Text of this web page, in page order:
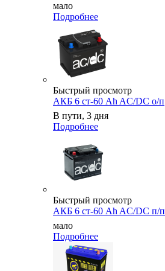
мало
Подробнее
Быстрый просмотр
АКБ 6 ст-60 Ah AC/DC о/п
В пути, 3 дня
Подробнее
Быстрый просмотр
АКБ 6 ст-60 Ah AC/DC п/п
мало
Подробнее